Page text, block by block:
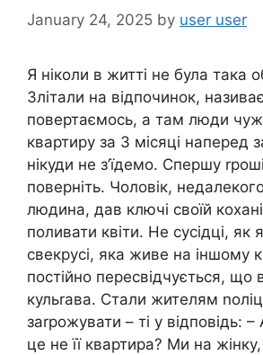
January 24, 2025 by user user
Я ніколи в житті не була така
Злітали на відпочинок,
повертаємось, а там люди
квартиру за 3 місяці наперед
нікуди не з’їдемо. Спершу
поверніть. Чоловік,
людина, дав ключі своїй
поливати квіти. Не сусідці, як
свекрусі, яка живе на іншому
постійно пересвідчується, що
кульrава. Стали жителям
заrрожувати – ті у відповідь:
це не її квартира? Ми на